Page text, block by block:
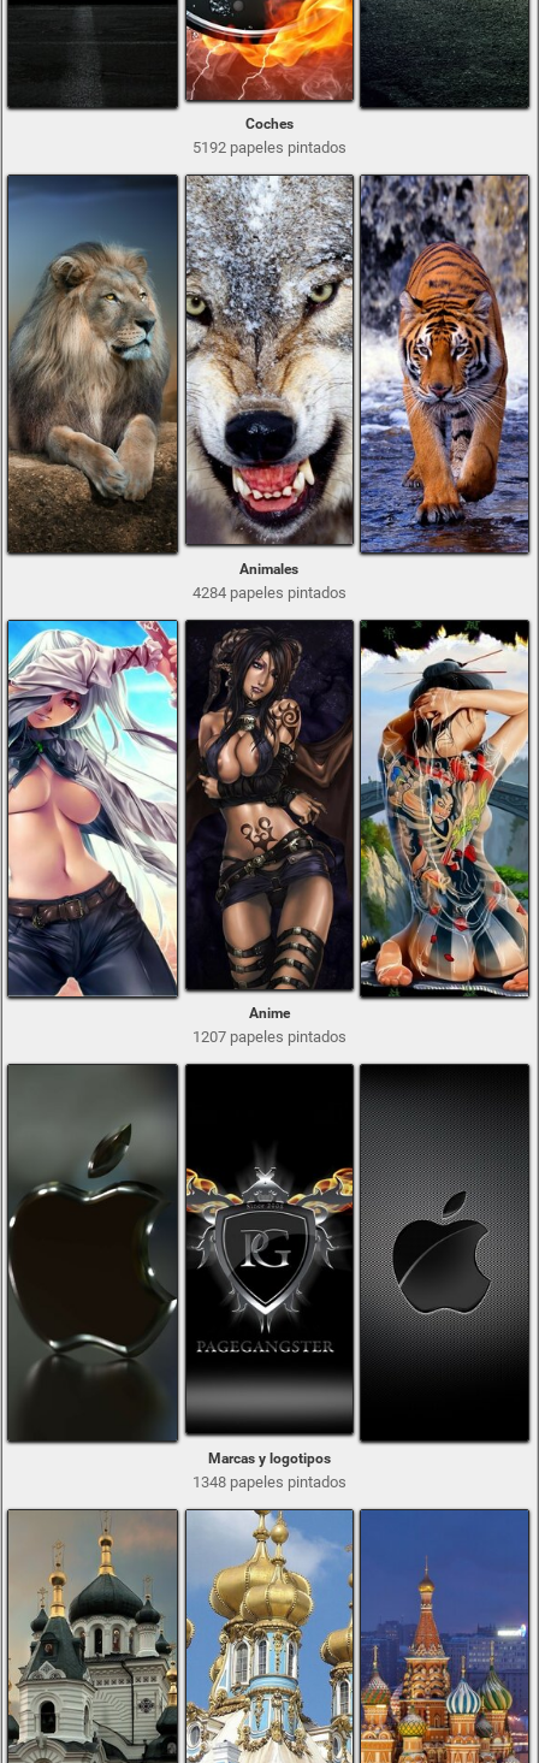
Coches
5192 papeles pintados
Animales
4284 papeles pintados
Anime
1207 papeles pintados
Marcas y logotipos
1348 papeles pintados